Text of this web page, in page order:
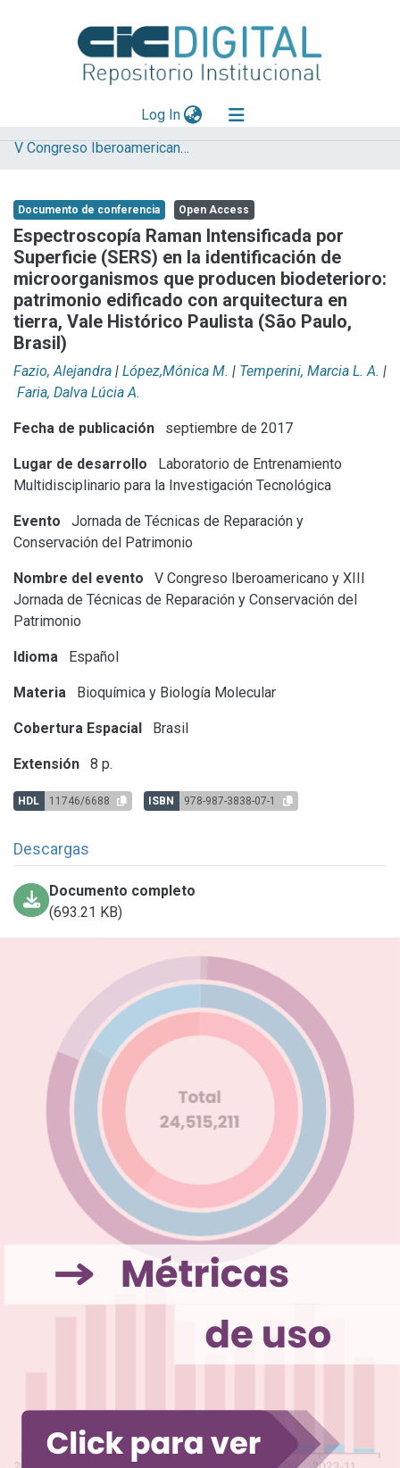
Log In(current)
Explorar
Aportar material
Statistics
V Congreso Iberoamericano y XIII Jornada de Técnicas de Reparación y Conservación del Patrimonio
Documento de conferencia Open Access
Espectroscopía Raman Intensificada por
Superficie (SERS) en la identificación de
microorganismos que producen biodeterioro:
patrimonio edificado con arquitectura en
tierra, Vale Histórico Paulista (São Paulo,
Brasil)
Fazio, Alejandra | López,Mónica M. | Temperini, Marcia L. A. |
Faria, Dalva Lúcia A.
Fecha de publicación septiembre de 2017
Lugar de desarrollo
Laboratorio de Entrenamiento
Multidisciplinario para la Investigación Tecnológica
Evento
Jornada de Técnicas de Reparación y
Conservación del Patrimonio
Nombre del evento
V Congreso Iberoamericano y XIII
Jornada de Técnicas de Reparación y Conservación del
Patrimonio
Idioma Español
Materia Bioquímica y Biología Molecular
Cobertura Espacial Brasil
Extensión 8 p.
HDL 11746/6688 ISBN 978-987-3838-07-1
Descargas
Documento completo
(693.21 KB)